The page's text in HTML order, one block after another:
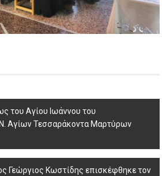
του Αγίου Ιωάννου του
Αγίων Τεσσαράκοντα Μαρτύρων
Γεώργιος Κωστίδης επισκέφθηκε τον